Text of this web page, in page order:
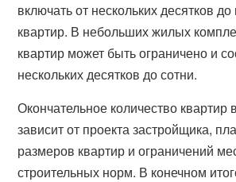
включать от нескольких десятков до
квартир. В небольших жилых
квартир может быть ограничено и
нескольких десятков до сотни.
Окончательное количество квартир
зависит от проекта застройщика,
размеров квартир и ограничений
строительных норм. В конечном